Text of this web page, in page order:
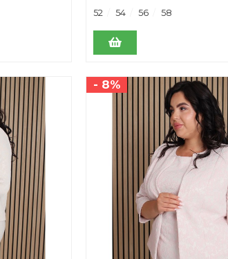
52 54 56 58
- 8%